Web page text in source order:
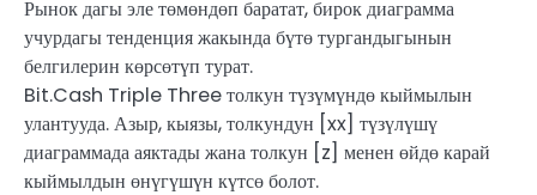
Рынок дагы эле төмөндөп баратат, бирок диаграмма
учурдагы тенденция жакында бүтө тургандыгынын
белгилерин көрсөтүп турат.
Bit.Cash Triple Three толкун түзүмүндө кыймылын
улантууда. Азыр, кыязы, толкундун [xx] түзүлүшү
диаграммада аяктады жана толкун [z] менен өйдө карай
кыймылдын өнүгүшүн күтсө болот.